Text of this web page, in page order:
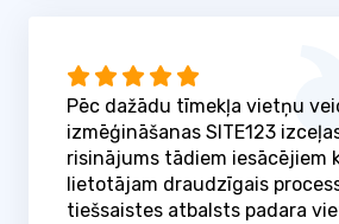
Pēc dažādu tīmekļa vietņu
izmēģināšanas SITE123
risinājums tādiem iesācējiem
lietotājam draudzīgais
tiešsaistes atbalsts padara